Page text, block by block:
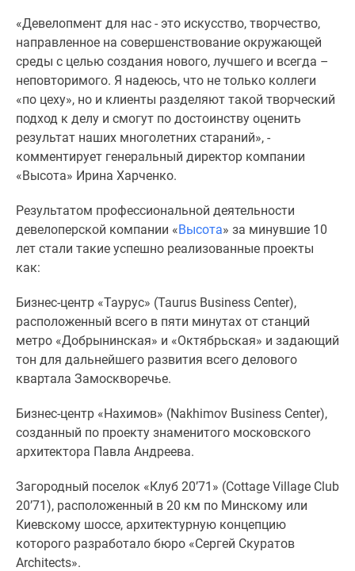
программы
Медиа
Новости
недвижимости
Мнение
эксперта
Аналитика
рынка
Экспертиза
новостроек
Эксперты
проекте
Контакты
Реклама
сайте
Машино-
места
Апартаменты
#траншевая
ипотека
#рассрочка
«Девелопмент для нас - это искусство, творчество,
направленное на совершенствование окружающей
среды с целью создания нового, лучшего и всегда –
неповторимого. Я надеюсь, что не только коллеги
«по цеху», но и клиенты разделяют такой творческий
подход к делу и смогут по достоинству оценить
результат наших многолетних стараний», -
комментирует генеральный директор компании
«Высота» Ирина Харченко.
Результатом профессиональной деятельности
девелоперской компании «Высота» за минувшие 10
лет стали такие успешно реализованные проекты
как:
Бизнес-центр «Таурус» (Taurus Business Center),
расположенный всего в пяти минутах от станций
метро «Добрынинская» и «Октябрьская» и задающий
тон для дальнейшего развития всего делового
квартала Замоскворечье.
Бизнес-центр «Нахимов» (Nakhimov Business Center),
созданный по проекту знаменитого московского
архитектора Павла Андреева.
Загородный поселок «Клуб 20’71» (Cottage Village Club
20’71), расположенный в 20 км по Минскому или
Киевскому шоссе, архитектурную концепцию
которого разработало бюро «Сергей Скуратов
Architects».